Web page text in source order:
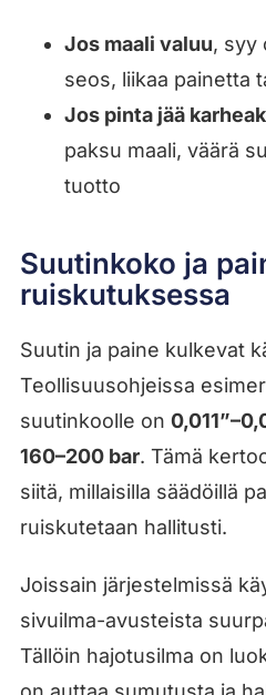
Jos maali valuu, syy
seos, liikaa painetta
Jos pinta jää
paksu maali, väärä
tuotto
Suutinkoko ja
ruiskutuksessa
Suutin ja paine kulkevat
Teollisuusohjeissa
suutinkoolle on
160–200 bar. Tämä
siitä, millaisilla säädöillä
ruiskutetaan hallitusti.
Joissain järjestelmissä
sivuilma-avusteista
Tällöin hajotusilma on